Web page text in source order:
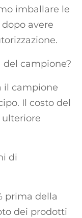
imballare le
avere
del campione?
il campione
Il costo del
ulteriore
di
prima della
dei prodotti